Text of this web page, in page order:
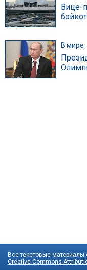
Вице-
В мире
Все текстовые материалы
Creative Commons